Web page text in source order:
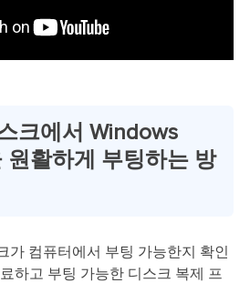
크에서 Windows
원활하게 부팅하는 방
가 컴퓨터에서 부팅 가능한지 확인
하고 부팅 가능한 디스크 복제 프